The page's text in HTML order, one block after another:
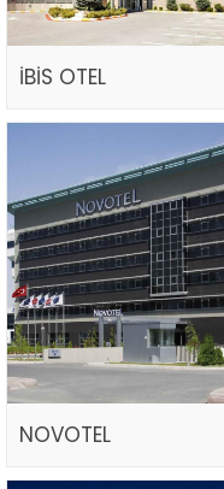
İBİS OTEL
NOVOTEL